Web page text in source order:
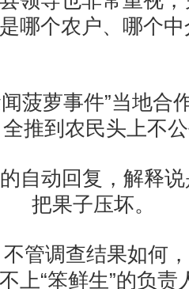
哪个农户、哪个
自动回复，解释
把果子压坏。
调查结果如何，
上“笨鲜生”的负责